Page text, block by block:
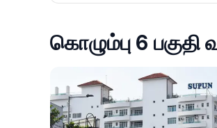
கொழும்பு 6 பகுதி